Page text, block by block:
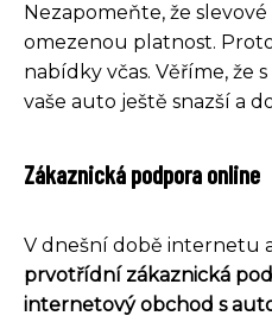
Nezapomeňte, že
omezenou platnost.
nabídky včas. Věříme, že
vaše auto ještě snazší a
Zákaznická podpora online
V dnešní době internetu
prvotřídní zákaznická
internetový obchod s